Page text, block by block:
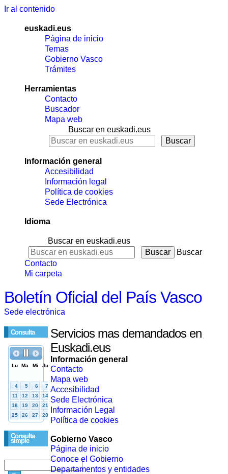
Ir al contenido
euskadi.eus
Página de inicio
Temas
Gobierno Vasco
Trámites
Herramientas
Contacto
Buscador
Mapa web
Buscar en euskadi.eus
Información general
Accesibilidad
Información legal
Política de cookies
Sede Electrónica
Idioma
Buscar en euskadi.eus
Buscar
Contacto
Mi carpeta
Boletín Oficial del País Vasco
Sede electrónica
Consulta
Consulta
simple
Servicios mas demandados en
Euskadi.eus
Información general
Contacto
Mapa web
Accesibilidad
Sede Electrónica
Información Legal
Política de cookies
Gobierno Vasco
Página de inicio
Conoce el Gobierno
Departamentos y entidades